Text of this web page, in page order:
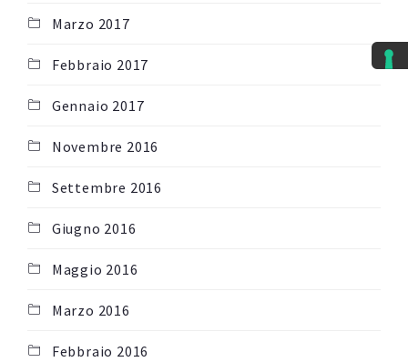
Marzo 2017
Febbraio 2017
Gennaio 2017
Novembre 2016
Settembre 2016
Giugno 2016
Maggio 2016
Marzo 2016
Febbraio 2016